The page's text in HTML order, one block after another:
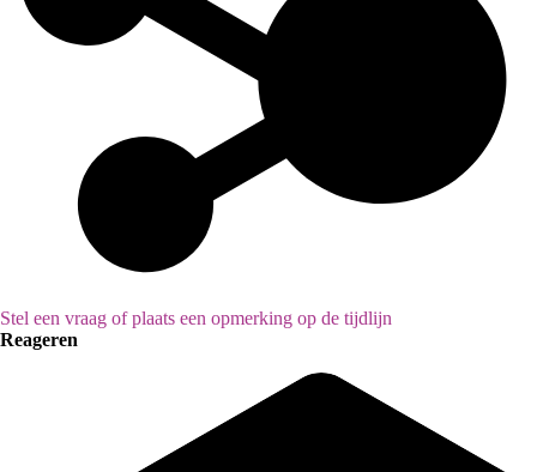
Stel een vraag of plaats een opmerking op de tijdlijn
Reageren